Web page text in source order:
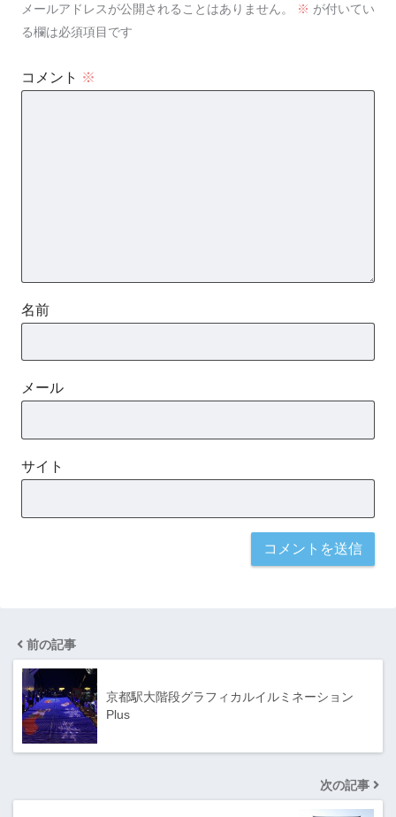
メールアドレスが公開されることはありません。 ※ が付いてい
る欄は必須項目です
コメント ※
名前
メール
サイト
前の記事
京都駅大階段グラフィカルイルミネーション
Plus
次の記事